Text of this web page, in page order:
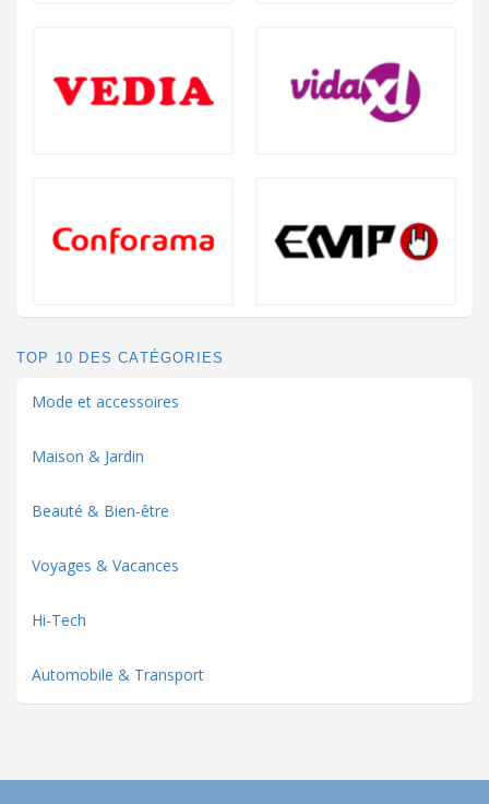
TOP 10 DES CATÉGORIES
Mode et accessoires
Maison & Jardin
Beauté & Bien-être
Voyages & Vacances
Hi-Tech
Automobile & Transport